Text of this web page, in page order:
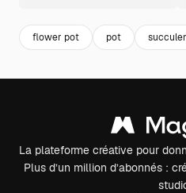
flower pot pot
La plateforme créative pour
Plus d’un million d’abonnés :